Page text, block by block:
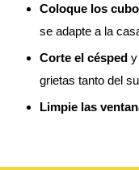
Coloque los
se adapte a la
Corte el césped y
grietas tanto del
Limpie las